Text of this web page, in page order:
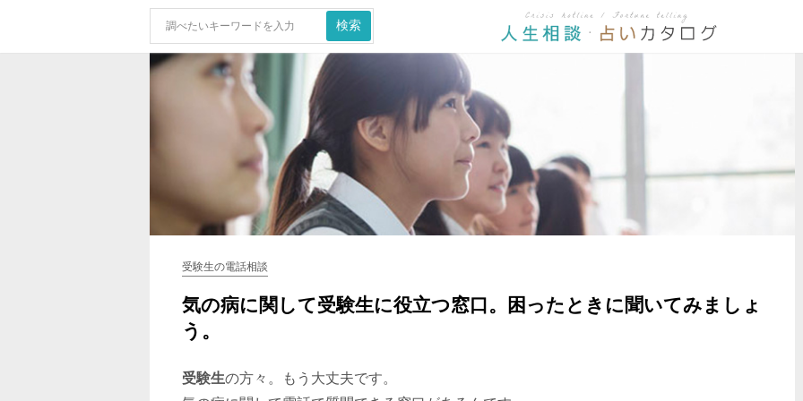
受験生の電話相談
気の病に関して受験生に役立つ窓口。困ったときに聞いてみましょ
う。
受験生の方々。もう大丈夫です。